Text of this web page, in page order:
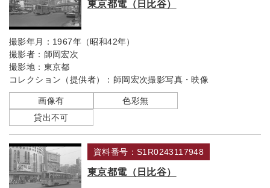
東京都電（日比谷）
撮影年月： 1967年（昭和42年）
撮影者： 師岡宏次
撮影地： 東京都
コレクション（提供者）： 師岡宏次撮影写真・映像
画像有
色彩無
貸出不可
資料番号：S1R0243117948
東京都電（日比谷）